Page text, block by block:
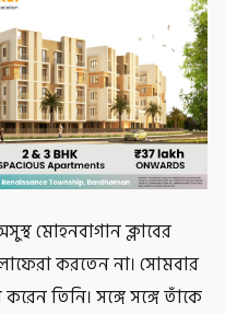
মোহনবাগান ক্লাবের
করতেন না। সোমবার
তিনি। সঙ্গে সঙ্গে তাঁকে